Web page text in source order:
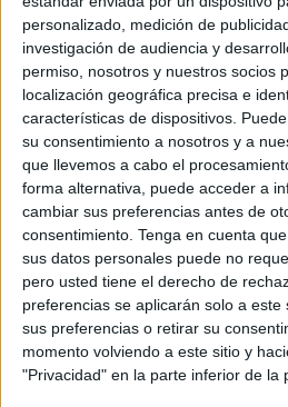
personalizado, medición de
investigación de audiencia y
permiso, nosotros y nuestros socios
localización geográfica precisa e
características de dispositivos.
su consentimiento a nosotros y a
que llevemos a cabo el
forma alternativa, puede acceder a
cambiar sus preferencias antes de
consentimiento. Tenga en cuenta
sus datos personales puede no
pero usted tiene el derecho de
preferencias se aplicarán solo a
sus preferencias o retirar su
momento volviendo a este sitio y
"Privacidad" en la parte inferior de la
Directora de Marketing
Equipo Marketing: Lucía
Agencia creativa: MONO
Chief Creative Officer: Sito
Managing Director: Jorge
Equipo Creativo: Esther
Directora de Cuentas: María
Producer: Chapi Calvo
Productora: Garlic
Realizador: Dimonis (Lucas
Van Stokklum)
Productor Ejecutivo: Álvaro
Producer: Silvia Argüello
Estudio de Sonido: La
Agencia de medios: Havas.